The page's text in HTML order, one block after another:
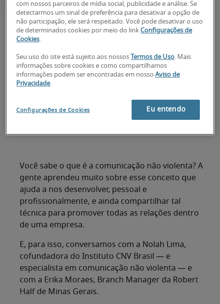
Descubra o que é a comunicação não violenta
e a sua importância
No que consiste a comunicação não
Você sabe o que é a comunicação não violenta? A
gente aprendeu muito sobre esse conceito que
ajuda a nos desenvolver, pessoal e
profissionalmente, e ainda compartilhar tal
técnica para promover todas as relações dentro
de uma empresa.
E, para isso, conversamos com a Nolah Lima,
cofundadora do Instituto CNV Brasil — e
especialista em comunicação não violenta — e
com a Erika Moraes, Branch Manager da Robert
Half de Minas Gerais.
com nossos parceiros de mídia social, publicidade e análise. Se
detectarmos um sinal de preferência para desativar a opção de
não participação, ele será respeitado. Você pode desativar o uso
de determinados cookies por meio do linkConfigurações de
Cookies.
Seu uso do site está sujeito aos nossos Termos de Uso. Mais
informações sobre cookies e como compartilhamos
informações podem ser encontradas em nossoAviso de
Privacidade.
Configurações de Cookies Eu entendo